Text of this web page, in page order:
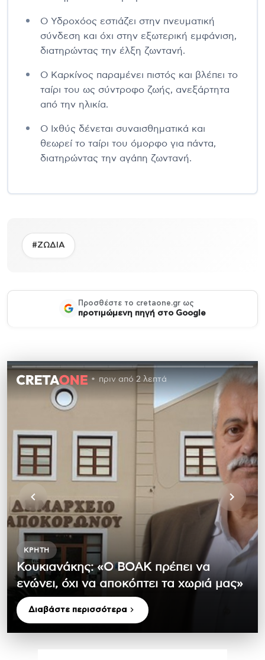
Ο Υδροχόος εστιάζει στην πνευματική
σύνδεση και όχι στην εξωτερική εμφάνιση,
διατηρώντας την έλξη ζωντανή.
Ο Καρκίνος παραμένει πιστός και βλέπει το
ταίρι του ως σύντροφο ζωής, ανεξάρτητα
από την ηλικία.
Ο Ιχθύς δένεται συναισθηματικά και
θεωρεί το ταίρι του όμορφο για πάντα,
διατηρώντας την αγάπη ζωντανή.
#ΖΩΔΙΑ
Προσθέστε το cretaone.gr ως
προτιμώμενη πηγή στο Google
πριν από 2 λεπτά
ΚΡΉΤΗ
Κουκιανάκης: «Ο ΒΟΑΚ πρέπει να
ενώνει, όχι να αποκόπτει τα χωριά μας»
Διαβάστε περισσότερα